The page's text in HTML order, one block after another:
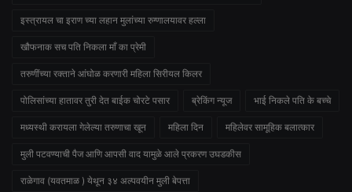
इस्त्रायल चा इराण च्या लहान मुलांच्या रुग्णालयावर हल्ला
खौफनाक सच पति निकला माँ का प्रेमी
तरुणींच्या रक्ताने आंघोळ करणारी महिला सिरीयल किलर
पोलिसांच्या हातावर तुरी देत बाईक चोरटे पसार ब्रेकिंग न्यूज भाई निकले पति के बच्चे
मध्यस्थी करायला गेलेल्या तरुणाचा खून महिला दिन महिलेवर सामूहिक बलात्कार
मुली पटवण्याची पैज आणि आपसी वाद यामुळे आले प्रकरण उघडकीस
राळेगाव (यवतमाळ ) येथून ३४ अल्पवयीन मुली बेपत्ता